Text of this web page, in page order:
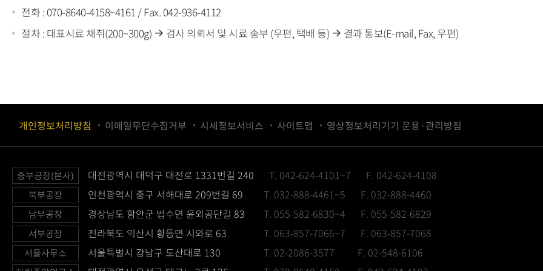
전화 : 070-8640-4158~4161 / Fax. 042-936-4112
절차 : 대표시료 채취(200~300g)
검사 의뢰서 및 시료 송부 (우편, 택배 등) 결과 통보(E-mail, Fax, 우편)
개인정보처리방침 이메일무단수집거부 시세정보서비스 사이트맵 영상정보처리기기 운용·관리방침
중부공장(본사) 대전광역시 대덕구 대전로 1331번길 240 T. 042-624-4101~7 F. 042-624-4108
북부공장 인천광역시 중구 서해대로 209번길 69 T. 032-888-4461~5 F. 032-888-4460
남부공장 경상남도 함안군 법수면 윤외공단길 83 T. 055-582-6830~4 F. 055-582-6829
서부공장 전라북도 익산시 황등면 시와로 63 T. 063-857-7066~7 F. 063-857-7068
서울사무소 서울특별시 강남구 도산대로 130 T. 02-2086-3577 F. 02-548-6106